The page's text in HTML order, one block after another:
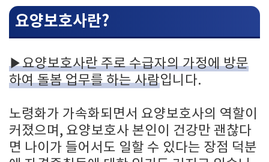
요양보호사란?
▶요양보호사란 주로 수급자의 가정에 방문
하여 돌봄 업무를 하는 사람입니다.
노령화가 가속화되면서 요양보호사의 역할이
커졌으며, 요양보호사 본인이 건강만 괜찮다
면 나이가 들어서도 일할 수 있다는 장점 덕분